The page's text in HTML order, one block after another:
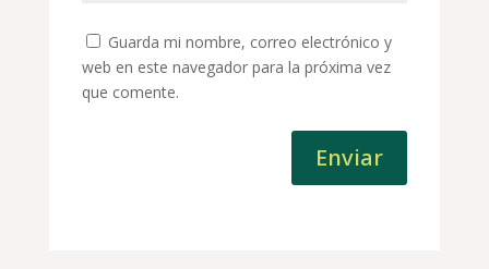
Guarda mi nombre, correo electrónico y
web en este navegador para la próxima vez
que comente.
Enviar